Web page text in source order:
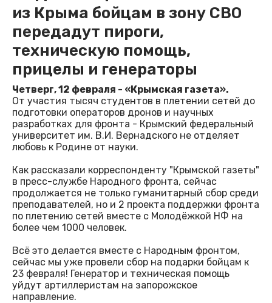
из Крыма бойцам в зону СВО
передадут пироги,
техническую помощь,
прицелы и генераторы
Четверг, 12 февраля - «Крымская газета».
От участия тысяч студентов в плетении сетей до
подготовки операторов дронов и научных
разработках для фронта - Крымский федеральный
университет им. В.И. Вернадского не отделяет
любовь к Родине от науки.
Как рассказали корреспонденту "Крымской газеты"
в пресс-службе Народного фронта, сейчас
продолжается не только гуманитарный сбор среди
преподавателей, но и 2 проекта поддержки фронта
по плетению сетей вместе с Молодёжкой НФ на
более чем 1000 человек.
Всё это делается вместе с Народным фронтом,
сейчас мы уже провели сбор на подарки бойцам к
23 февраля! Генератор и техническая помощь
уйдут артиллеристам на запорожское
направление.